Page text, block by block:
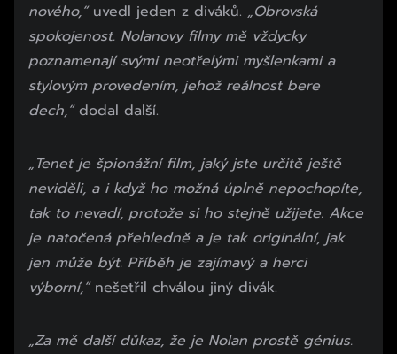
nového,“uvedl jeden z diváků. „Obrovská
spokojenost. Nolanovy filmy mě vždycky
poznamenají svými neotřelými myšlenkami a
stylovým provedením, jehož reálnost bere
dech,“dodal další.
„Tenet je špionážní film, jaký jste určitě ještě
neviděli, a i když ho možná úplně nepochopíte,
tak to nevadí, protože si ho stejně užijete. Akce
je natočená přehledně a je tak originální, jak
jen může být. Příběh je zajímavý a herci
výborní,“nešetřil chválou jiný divák.
„Za mě další důkaz, že je Nolan prostě génius.